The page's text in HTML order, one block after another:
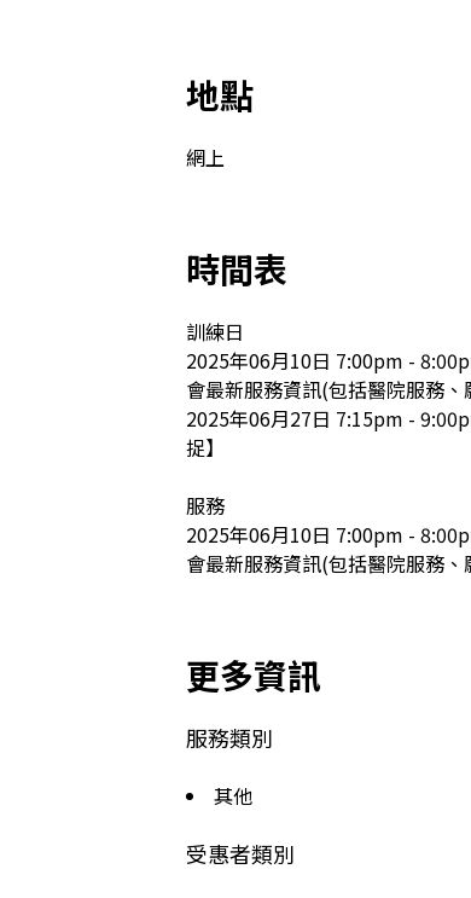
地點
網上
時間表
訓練日
2025年06月10日 7:00pm -
會最新服務資訊(包括醫院服務
2025年06月27日 7:15pm -
捉】
服務
2025年06月10日 7:00pm -
會最新服務資訊(包括醫院服務
更多資訊
服務類別
其他
受惠者類別